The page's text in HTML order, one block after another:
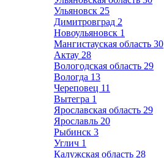
Ульяновск 25
Димитровград 2
Новоульяновск 1
Мангистауская область 30
Актау 28
Вологодская область 29
Вологда 13
Череповец 11
Вытегра 1
Ярославская область 29
Ярославль 20
Рыбинск 3
Углич 1
Калужская область 28